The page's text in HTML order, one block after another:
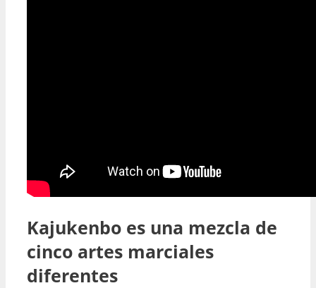
Kajukenbo es una mezcla de
cinco artes marciales
diferentes